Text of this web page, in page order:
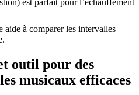
est parfait pour l’échauffement
aide à comparer les intervalles
outil pour des
musicaux efficaces